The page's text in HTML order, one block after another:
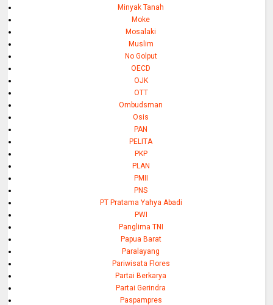
Minyak Tanah
Moke
Mosalaki
Muslim
No Golput
OECD
OJK
OTT
Ombudsman
Osis
PAN
PELITA
PKP
PLAN
PMII
PNS
PT Pratama Yahya Abadi
PWI
Panglima TNI
Papua Barat
Paralayang
Pariwisata Flores
Partai Berkarya
Partai Gerindra
Paspampres